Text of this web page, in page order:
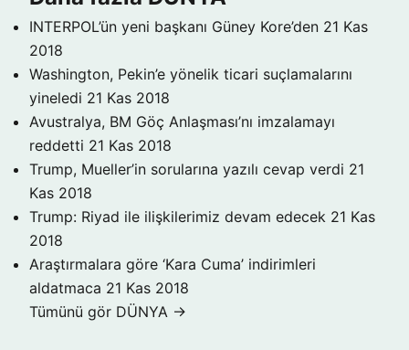
INTERPOL’ün yeni başkanı Güney Kore’den 21 Kas
2018
Washington, Pekin’e yönelik ticari suçlamalarını
yineledi 21 Kas 2018
Avustralya, BM Göç Anlaşması’nı imzalamayı
reddetti 21 Kas 2018
Trump, Mueller’in sorularına yazılı cevap verdi 21
Kas 2018
Trump: Riyad ile ilişkilerimiz devam edecek 21 Kas
2018
Araştırmalara göre ‘Kara Cuma’ indirimleri
aldatmaca 21 Kas 2018
Tümünü gör DÜNYA →